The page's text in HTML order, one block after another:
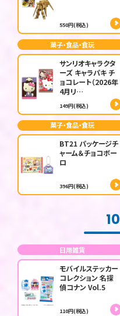
550円(税込)
菓子・食品・食玩
サンリオキャラクタ
ーズ キャラパキ チ
ョコレート（2026年
4月リ…
149円(税込)
菓子・食品・食玩
BT21 パッケージチ
ャーム＆チョコボー
ロ
396円(税込)
10
日用雑貨
モバイルステッカー
コレクション 名探
偵コナン Vol.5
110円(税込)